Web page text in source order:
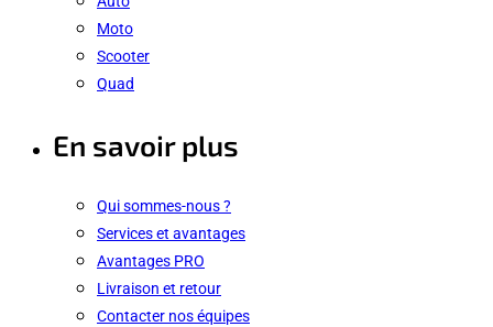
Moto
Scooter
Quad
En savoir plus
Qui sommes-nous ?
Services et avantages
Avantages PRO
Livraison et retour
Contacter nos équipes